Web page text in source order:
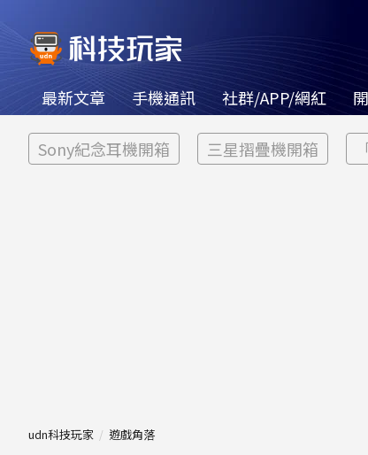
最新文章 手機通訊 社群/APP/網紅
Sony紀念耳機開箱 三星摺疊機開箱
udn科技玩家 遊戲角落